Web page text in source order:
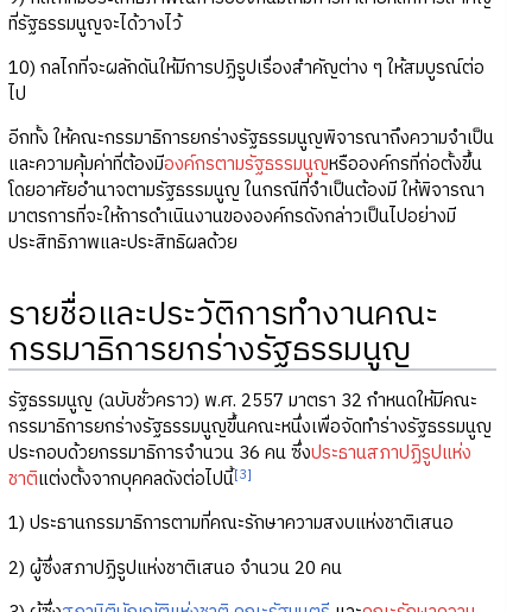
ที่รัฐธรรมนูญจะได้วางไว้
10) กลไกที่จะผลักดันให้มีการปฏิรูปเรื่องสำคัญต่าง ๆ ให้สมบูรณ์ต่อ
ไป
อีกทั้ง ให้คณะกรรมาธิการยกร่างรัฐธรรมนูญพิจารณาถึงความจำเป็น
และความคุ้มค่าที่ต้องมีองค์กรตามรัฐธรรมนูญหรือองค์กรที่ก่อตั้งขึ้น
โดยอาศัยอำนาจตามรัฐธรรมนูญ ในกรณีที่จำเป็นต้องมี ให้พิจารณา
มาตรการที่จะให้การดำเนินงานขององค์กรดังกล่าวเป็นไปอย่างมี
ประสิทธิภาพและประสิทธิผลด้วย
รายชื่อและประวัติการทำงานคณะ
กรรมาธิการยกร่างรัฐธรรมนูญ
รัฐธรรมนูญ (ฉบับชั่วคราว) พ.ศ. 2557 มาตรา 32 กำหนดให้มีคณะ
กรรมาธิการยกร่างรัฐธรรมนูญขึ้นคณะหนึ่งเพื่อจัดทำร่างรัฐธรรมนูญ
ประกอบด้วยกรรมาธิการจำนวน 36 คน ซึ่งประธานสภาปฏิรูปแห่ง
ชาติแต่งตั้งจากบุคคลดังต่อไปนี้[3]
1) ประธานกรรมาธิการตามที่คณะรักษาความสงบแห่งชาติเสนอ
2) ผู้ซึ่งสภาปฏิรูปแห่งชาติเสนอ จำนวน 20 คน